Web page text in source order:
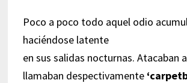
Poco a poco todo aquel odio
haciéndose latente
en sus salidas nocturnas. Atacaban
llamaban despectivamente